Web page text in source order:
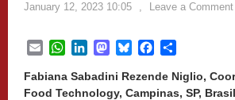
January 12, 2023 10:05 , Leave a Comment
EmailWhatsApp
LinkedInMastodon
BlueskyFacebook
Fabiana Sabadini Rezende Niglio,
Food Technology, Campinas, SP,